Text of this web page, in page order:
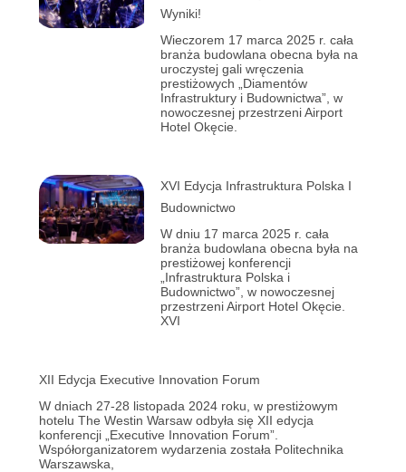
Wyniki!
Wieczorem 17 marca 2025 r. cała
branża budowlana obecna była na
uroczystej gali wręczenia
prestiżowych „Diamentów
Infrastruktury i Budownictwa”, w
nowoczesnej przestrzeni Airport
Hotel Okęcie.
XVI Edycja Infrastruktura Polska I
Budownictwo
W dniu 17 marca 2025 r. cała
branża budowlana obecna była na
prestiżowej konferencji
„Infrastruktura Polska i
Budownictwo”, w nowoczesnej
przestrzeni Airport Hotel Okęcie.
XVI
XII Edycja Executive Innovation Forum
W dniach 27-28 listopada 2024 roku, w prestiżowym
hotelu The Westin Warsaw odbyła się XII edycja
konferencji „Executive Innovation Forum”.
Współorganizatorem wydarzenia została Politechnika
Warszawska,